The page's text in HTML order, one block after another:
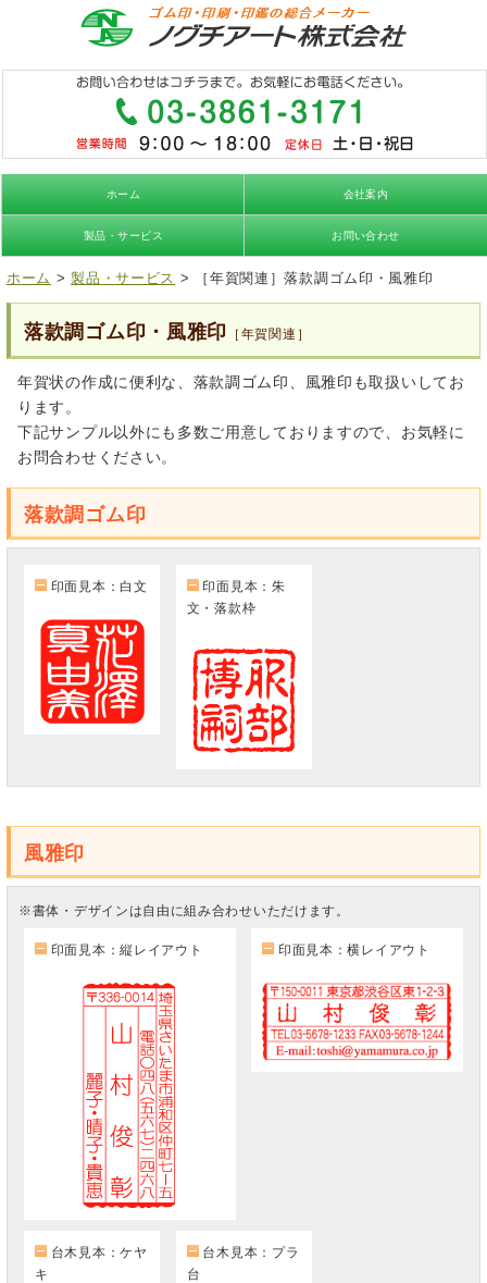
ホーム 会社案内
製品・サービス お問い合わせ
ホーム >製品・サービス > ［年賀関連］落款調ゴム印・風雅印
落款調ゴム印・風雅印 ［年賀関連］
年賀状の作成に便利な、落款調ゴム印、風雅印も取扱いしてお
ります。
下記サンプル以外にも多数ご用意しておりますので、お気軽に
お問合わせください。
落款調ゴム印
印面見本：白文
印面見本：朱
文・落款枠
風雅印
※書体・デザインは自由に組み合わせいただけます。
印面見本：縦レイアウト 印面見本：横レイアウト
台木見本：ケヤ
キ
台木見本：プラ
台